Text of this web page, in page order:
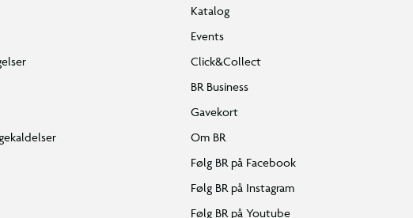
Katalog
Events
Click&Collect
BR Business
Gavekort
Om BR
Følg BR på Facebook
Følg BR på Instagram
Følg BR på Youtube